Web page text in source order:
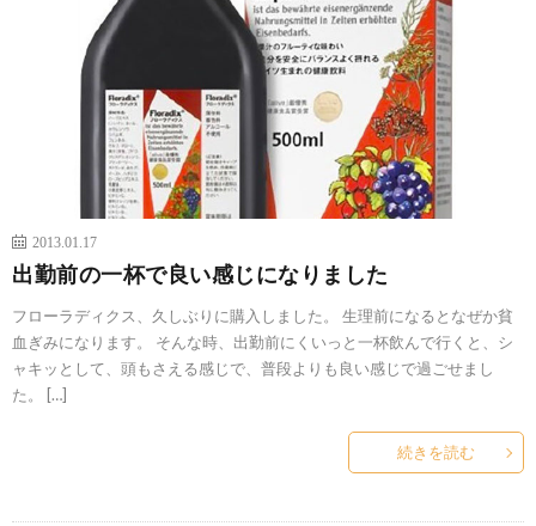
2013.01.17
出勤前の一杯で良い感じになりました
フローラディクス、久しぶりに購入しました。 生理前になるとなぜか貧
血ぎみになります。 そんな時、出勤前にくいっと一杯飲んで行くと、シ
ャキッとして、頭もさえる感じで、普段よりも良い感じで過ごせまし
た。 […]
続きを読む